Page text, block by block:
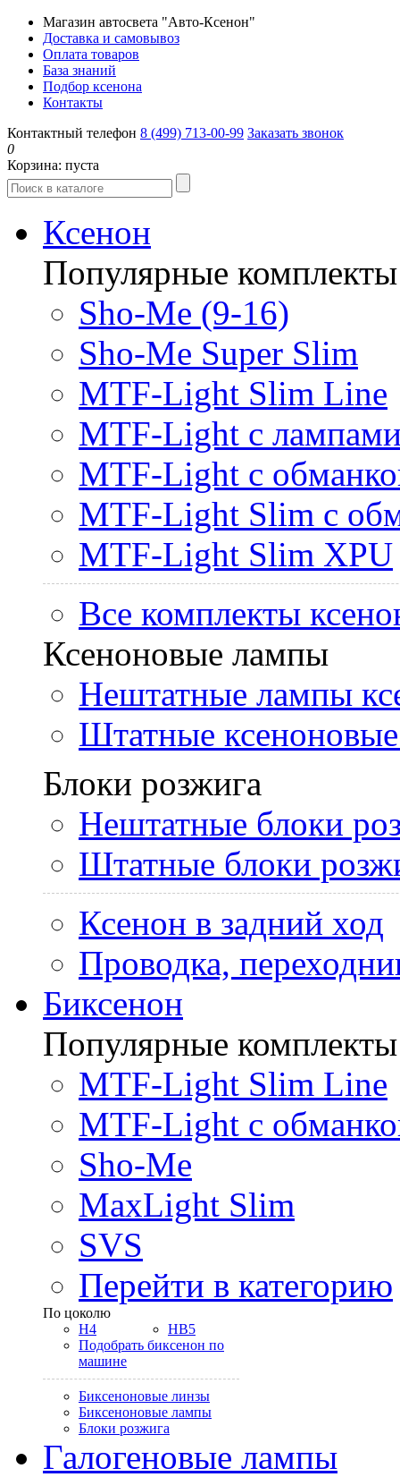
Магазин автосвета "Авто-Ксенон"
Доставка и самовывоз
Оплата товаров
База знаний
Подбор ксенона
Контакты
Контактный телефон 8 (499) 713-00-99 Заказать звонок
0
Корзина: пуста
Ксенон
Популярные комплекты
Sho-Me (9-16)
Sho-Me Super Slim
MTF-Light Slim Line
MTF-Light с
MTF-Light с
MTF-Light Slim с
MTF-Light Slim XPU
Все комплекты
Ксеноновые лампы
Нештатные лампы
Штатные
Блоки розжига
Нештатные блоки
Штатные блоки
Ксенон в задний ход
Проводка,
Биксенон
Популярные комплекты
MTF-Light Slim Line
MTF-Light с
Sho-Me
MaxLight Slim
SVS
Перейти в категорию
По цоколю
H4
HB5
Подобрать биксенон по
машине
Биксеноновые линзы
Биксеноновые лампы
Блоки розжига
Галогеновые лампы